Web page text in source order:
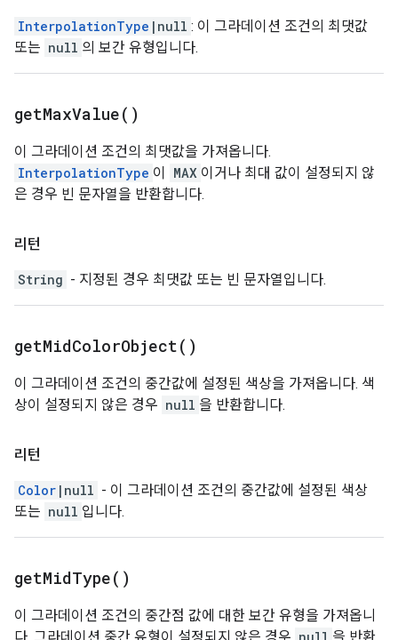
InterpolationType |null : 이 그라데이션 조건의 최댓값
또는 null 의 보간 유형입니다.
getMaxValue( )
이 그라데이션 조건의 최댓값을 가져옵니다.
InterpolationType 이 MAX 이거나 최대 값이 설정되지 않
은 경우 빈 문자열을 반환합니다.
리턴
String - 지정된 경우 최댓값 또는 빈 문자열입니다.
getMidColorObject( )
이 그라데이션 조건의 중간값에 설정된 색상을 가져옵니다. 색
상이 설정되지 않은 경우 null 을 반환합니다.
리턴
Color |null - 이 그라데이션 조건의 중간값에 설정된 색상
또는 null 입니다.
getMidType( )
이 그라데이션 조건의 중간점 값에 대한 보간 유형을 가져옵니